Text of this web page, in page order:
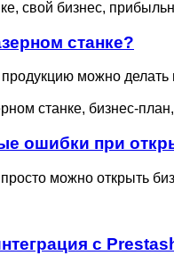
станке?
можно делать
ошибки при
можно открыть
с